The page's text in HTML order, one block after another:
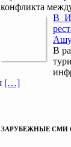
конфликта
В
В
[…]
ЗАРУБЕЖНЫЕ СМИ